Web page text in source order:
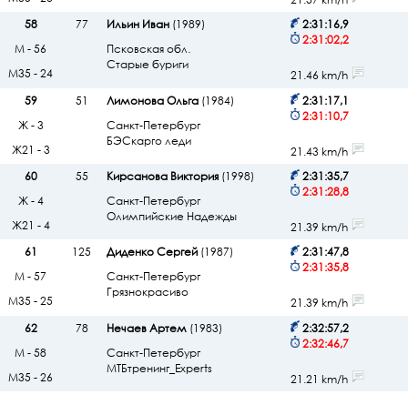
58
77 Ильин Иван(1989)
Псковская обл.
Старые буриги
2:31:16,9
2:31:02,2
М - 56
М35 - 24
21.46 km/h
59
51 Лимонова Ольга(1984)
Санкт-Петербург
БЭСкарго леди
2:31:17,1
2:31:10,7
Ж - 3
Ж21 - 3
21.43 km/h
60
55 Кирсанова Виктория(1998)
Санкт-Петербург
Олимпийские Надежды
2:31:35,7
2:31:28,8
Ж - 4
Ж21 - 4
21.39 km/h
61
125 Диденко Сергей(1987)
Санкт-Петербург
Грязнокрасиво
2:31:47,8
2:31:35,8
М - 57
М35 - 25
21.39 km/h
62
78 Нечаев Артем(1983)
Санкт-Петербург
МТБтренинг_Experts
2:32:57,2
2:32:46,7
М - 58
М35 - 26
21.21 km/h